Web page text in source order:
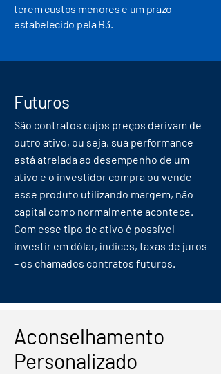
terem custos menores e um prazo
estabelecido pela B3.
Futuros
São contratos cujos preços derivam de
outro ativo, ou seja, sua performance
está atrelada ao desempenho de um
ativo e o investidor compra ou vende
esse produto utilizando margem, não
capital como normalmente acontece.
Com esse tipo de ativo é possível
investir em dólar, índices, taxas de juros
– os chamados contratos futuros.
Aconselhamento
Personalizado